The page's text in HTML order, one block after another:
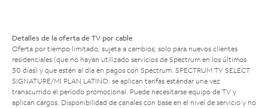
Detalles de la oferta de TV por cable
Oferta por tiempo limitado; sujeta a cambios; solo para nuevos clientes
residenciales (que no hayan utilizado servicios de Spectrum en los últimos
30 días) y que estén al día en pagos con Spectrum. SPECTRUM TV SELECT
SIGNATURE/MI PLAN LATINO: se aplican tarifas estándar una vez
transcurrido el período promocional. Puede necesitarse equipo de TV y
aplican cargos. Disponibilidad de canales con base en el nivel de servicio y no